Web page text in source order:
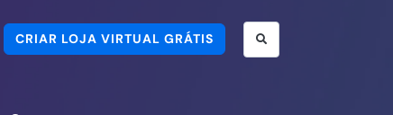
CRIAR LOJA VIRTUAL GRÁTIS